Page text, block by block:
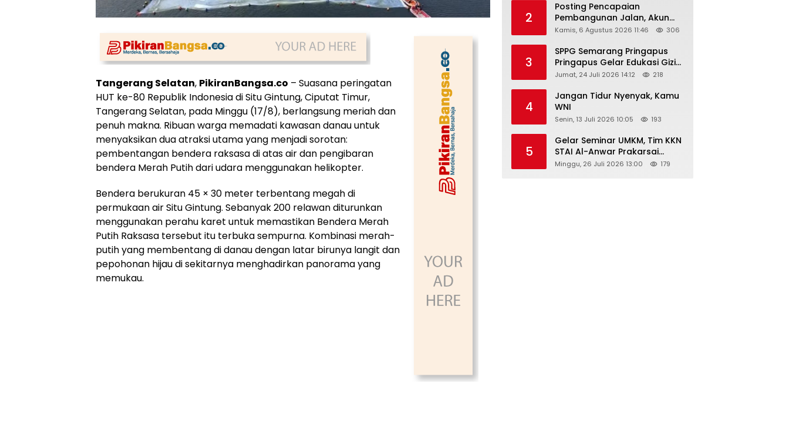
Tangerang Selatan, PikiranBangsa.co – Suasana peringatan
HUT ke-80 Republik Indonesia di Situ Gintung, Ciputat Timur,
Tangerang Selatan, pada Minggu (17/8), berlangsung meriah dan
penuh makna. Ribuan warga memadati kawasan danau untuk
menyaksikan dua atraksi utama yang menjadi sorotan:
pembentangan bendera raksasa di atas air dan pengibaran
bendera Merah Putih dari udara menggunakan helikopter.
Bendera berukuran 45 × 30 meter terbentang megah di
permukaan air Situ Gintung. Sebanyak 200 relawan diturunkan
menggunakan perahu karet untuk memastikan Bendera Merah
Putih Raksasa tersebut itu terbuka sempurna. Kombinasi merah-
putih yang membentang di danau dengan latar birunya langit dan
pepohonan hijau di sekitarnya menghadirkan panorama yang
memukau.
2
Posting Pencapaian
Pembangunan Jalan, Akun
Facebook Pemerintah
“Dirujak” Warganet
Kamis, 6 Agustus 2026 11:46 306
3
SPPG Semarang Pringapus
Pringapus Gelar Edukasi Gizi
di PAUD Bina Balita Peringati
Jumat, 24 Juli 2026 14:12 218
4
Jangan Tidur Nyenyak, Kamu
WNI
Senin, 13 Juli 2026 10:05 193
5
Gelar Seminar UMKM, Tim KKN
STAI Al-Anwar Prakarsai
Usaha Tepung Maizena di
Minggu, 26 Juli 2026 13:00 179